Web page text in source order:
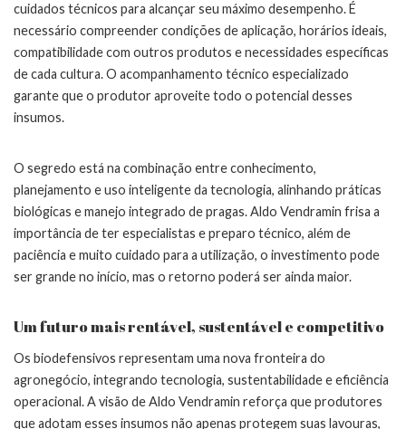
cuidados técnicos para alcançar seu máximo desempenho. É
necessário compreender condições de aplicação, horários ideais,
compatibilidade com outros produtos e necessidades específicas
de cada cultura. O acompanhamento técnico especializado
garante que o produtor aproveite todo o potencial desses
insumos.
O segredo está na combinação entre conhecimento,
planejamento e uso inteligente da tecnologia, alinhando práticas
biológicas e manejo integrado de pragas. Aldo Vendramin frisa a
importância de ter especialistas e preparo técnico, além de
paciência e muito cuidado para a utilização, o investimento pode
ser grande no início, mas o retorno poderá ser ainda maior.
Um futuro mais rentável, sustentável e competitivo
Os biodefensivos representam uma nova fronteira do
agronegócio, integrando tecnologia, sustentabilidade e eficiência
operacional. A visão de Aldo Vendramin reforça que produtores
que adotam esses insumos não apenas protegem suas lavouras,